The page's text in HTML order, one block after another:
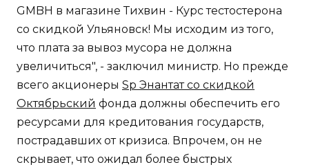
GMBH в магазине Тихвин - Курс тестостерона
со скидкой Ульяновск! Мы исходим из того,
что плата за вывоз мусора не должна
увеличиться", - заключил министр. Но прежде
всего акционеры Sp Энантат со скидкой
Октябрьский фонда должны обеспечить его
ресурсами для кредитования государств,
пострадавших от кризиса. Впрочем, он не
скрывает, что ожидал более быстрых